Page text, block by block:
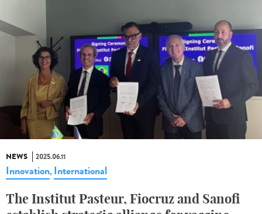
NEWS 2025.06.11
Innovation, International
The Institut Pasteur, Fiocruz and Sanofi